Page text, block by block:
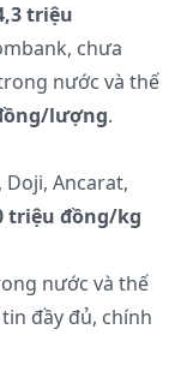
triệu
chưa
nước và thế
lượng.
Doji, Ancarat,
triệu đồng/kg
nước và thế
đầy đủ, chính